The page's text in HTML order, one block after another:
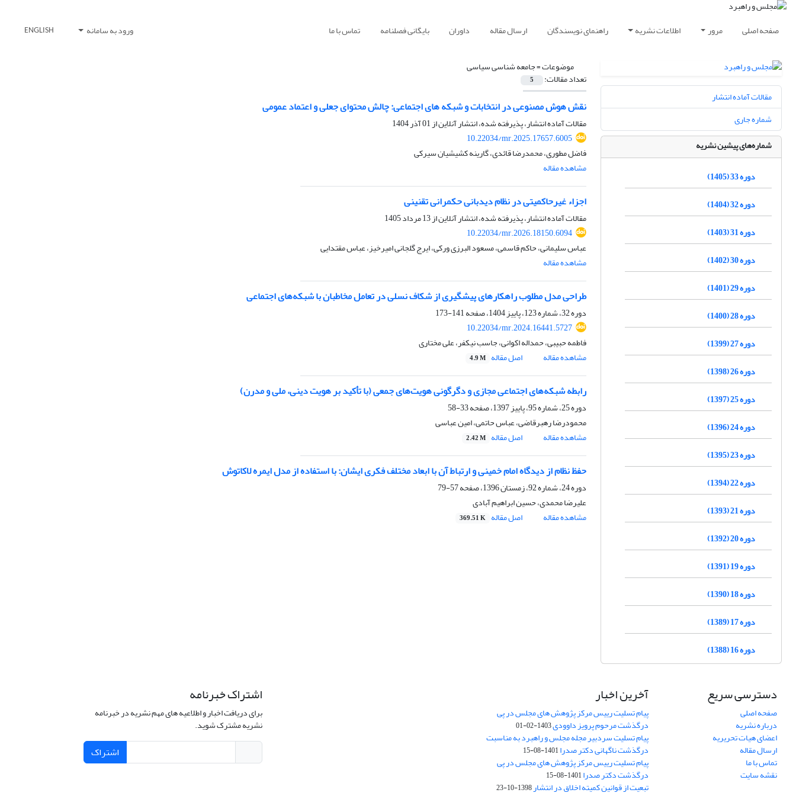
صفحه اصلی مرور اطلاعات نشریه راهنمای نویسندگان ارسال مقاله داوران بایگانی فصلنامه تماس با ما ورود به سامانه ENGLISH
موضوعات =جامعه شناسی سیاسی
تعداد مقالات: 5
نقش هوش مصنوعی در انتخابات و شبکه های اجتماعی: چالش محتوای جعلی و اعتماد عمومی
مقالات آماده انتشار، پذیرفته شده، انتشار آنلاین از01 آذر 1404
10.22034/mr.2025.17657.6005
فاضل مطوری، محمدرضا قائدی، گارینه کشیشیان سیرکی
مشاهده مقاله
اجزاء غیرحاکمیتی در نظام دیدبانی حکمرانی تقنینی
مقالات آماده انتشار، پذیرفته شده، انتشار آنلاین از13 مرداد 1405
10.22034/mr.2026.18150.6094
عباس سلیمانی، حاکم قاسمی، مسعود البرزی ورکی، ایرج گلجانی امیرخیز، عباس مقتدایی
مشاهده مقاله
طراحی مدل مطلوب راهکارهای پیشگیری از شکاف نسلی در تعامل مخاطبان با شبکه‌های اجتماعی
دوره 32، شماره 123، پاییز 1404، صفحه
141-173
10.22034/mr.2024.16441.5727
فاطمه حبیبی، حمداله اکوانی، جاسب نیکفر، علی مختاری
مشاهده مقاله
اصل مقاله 4.9 M
رابطه شبکه‌های اجتماعی مجازی و دگرگونی هویت‌های جمعی (با تأکید بر هویت دینی، ملی و مدرن)
دوره 25، شماره 95، پاییز 1397، صفحه
33-58
محمودرضا رهبرقاضی، عباس حاتمی، امین عباسی
مشاهده مقاله
اصل مقاله 2.42 M
حفظ نظام از دیدگاه امام خمینی و ارتباط آن با ابعاد مختلف فکری ایشان: با استفاده از مدل ایمره لاکاتوش
دوره 24، شماره 92، زمستان 1396، صفحه
57-79
علیرضا محمدی، حسین ابراهیم آبادی
مشاهده مقاله
اصل مقاله 369.51 K
مقالات آماده انتشار
شماره جاری
شماره‌های پیشین نشریه
دوره 33 (1405)
دوره 32 (1404)
دوره 31 (1403)
دوره 30 (1402)
دوره 29 (1401)
دوره 28 (1400)
دوره 27 (1399)
دوره 26 (1398)
دوره 25 (1397)
دوره 24 (1396)
دوره 23 (1395)
دوره 22 (1394)
دوره 21 (1393)
دوره 20 (1392)
دوره 19 (1391)
دوره 18 (1390)
دوره 17 (1389)
دوره 16 (1388)
دسترسی سریع
صفحه اصلی
درباره نشریه
اعضای هیات تحریریه
ارسال مقاله
تماس با ما
نقشه سایت
آخرین اخبار
پیام تسلیت رییس مرکز پژوهش های مجلس در پی
درگذشت مرحوم پرویز داوودی1403-02-01
پیام تسلیت سردبیر مجله مجلس و راهبرد به مناسبت
درگذشت ناگهانی دکتر صدرا1401-08-15
پیام تسلیت رییس مرکز پژوهش های مجلس در پی
درگذشت دکتر صدرا1401-08-15
تبعیت از قوانین کمیته اخلاق در انتشار1398-10-23
اشتراک خبرنامه
برای دریافت اخبار و اطلاعیه های مهم نشریه در خبرنامه
نشریه مشترک شوید.
اشتراک